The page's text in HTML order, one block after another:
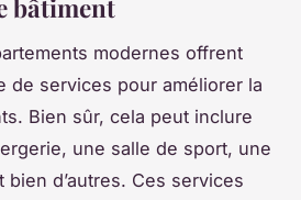
bâtiment
modernes offrent
de services pour améliorer la
Bien sûr, cela peut inclure
une salle de sport, une
d’autres. Ces services